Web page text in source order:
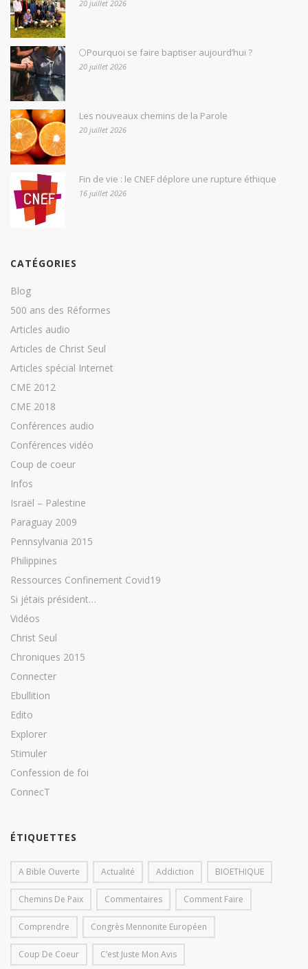
20 juillet 2026
🌕Pourquoi se faire baptiser aujourd’hui ?
20 juillet 2026
Les nouveaux chemins de la Parole
20 juillet 2026
Fin de vie : le CNEF déplore une rupture éthique
16 juillet 2026
CATÉGORIES
Blog
500 ans des Réformes
Articles audio
Articles de Christ Seul
Articles spécial Internet
CME 2012
CME 2018
Conférences audio
Conférences vidéo
Coup de coeur
Infos
Israël – Palestine
Paraguay 2009
Pennsylvania 2015
Philippines
Ressources Confinement Covid19
Si jétais président…
Vidéos
Christ Seul
Chroniques 2015
Connecter
Ebullition
Edito
Explorer
Stimuler
Confession de foi
ConnecT
ÉTIQUETTES
A Bible Ouverte Actualité Addiction BIOETHIQUE
Chemins De Paix Commentaires Comment Faire
Comprendre Congrès Mennonite Européen
Coup De Coeur C’est Juste Mon Avis